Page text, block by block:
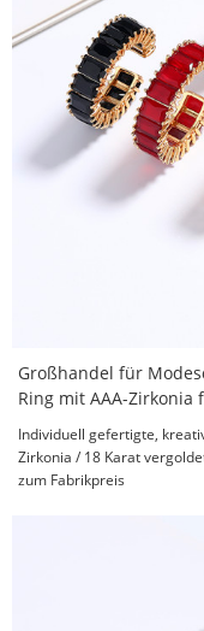
Großhandel für
Ring mit AAA-Zirkonia
Individuell gefertigte,
Zirkonia / 18 Karat
zum Fabrikpreis